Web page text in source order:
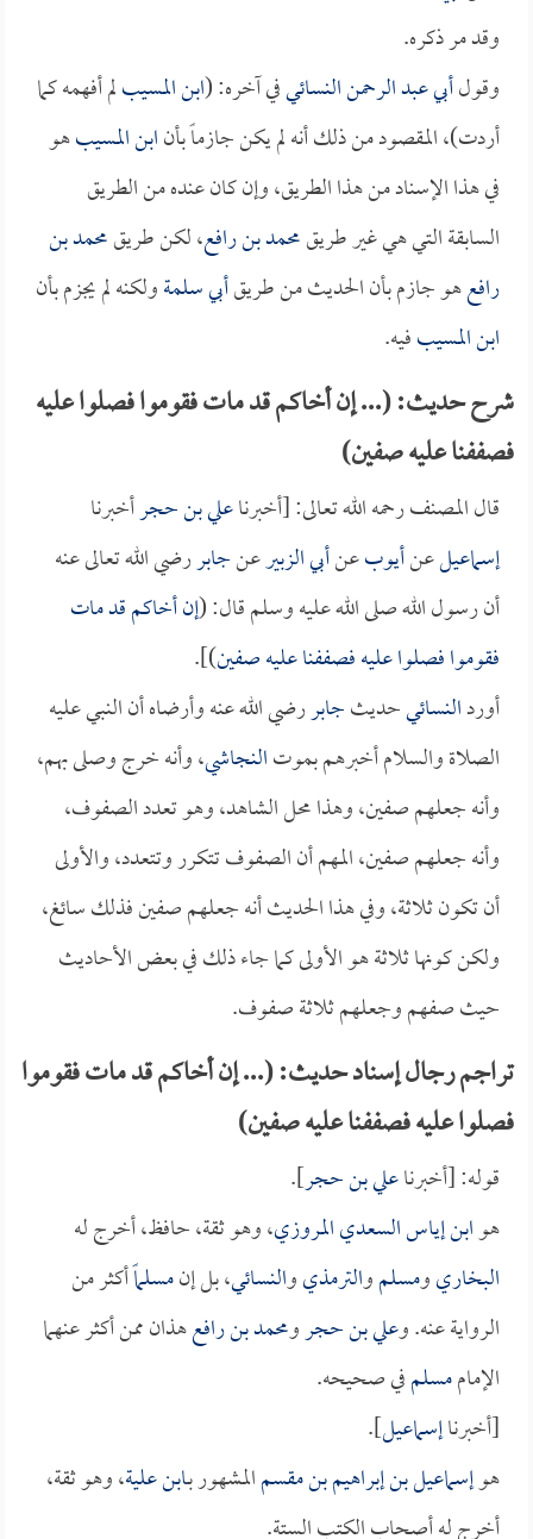
وقد مر ذكره.
وقولأبي عبد الرحمن النسائيفي آخره: (ابن المسيبلم أفهمه كما
أردت)، المقصود من ذلك أنه لم يكن جازماً بأنابن المسيبهو
في هذا الإسناد من هذا الطريق، وإن كان عنده من الطريق
السابقة التي هي غير طريقمحمد بن رافع، لكن طريقمحمد بن
رافعهو جازم بأن الحديث من طريقأبي سلمةولكنه لم يجزم بأن
ابن المسيبفيه.
شرح حديث: (... إن أخاكم قد مات فقوموا فصلوا عليه
فصففنا عليه صفين)
قال المصنف رحمه الله تعالى: [أخبرناعلي بن حجرأخبرنا
إسماعيلعنأيوبعنأبي الزبيرعنجابررضي الله تعالى عنه
أن رسول الله صلى الله عليه وسلم قال: (إن أخاكم قد مات
فقوموا فصلوا عليه فصففنا عليه صفين)].
أوردالنسائيحديثجابررضي الله عنه وأرضاه أن النبي عليه
الصلاة والسلام أخبرهم بموتالنجاشي، وأنه خرج وصلى بهم،
وأنه جعلهم صفين، وهذا محل الشاهد، وهو تعدد الصفوف،
وأنه جعلهم صفين، المهم أن الصفوف تتكرر وتتعدد، والأولى
أن تكون ثلاثة، وفي هذا الحديث أنه جعلهم صفين فذلك سائغ،
ولكن كونها ثلاثة هو الأولى كما جاء ذلك في بعض الأحاديث
حيث صفهم وجعلهم ثلاثة صفوف.
تراجم رجال إسناد حديث: (... إن أخاكم قد مات فقوموا
فصلوا عليه فصففنا عليه صفين)
قوله: [أخبرناعلي بن حجر].
هوابن إياس السعدي المروزي، وهو ثقة، حافظ، أخرج له
البخاريومسلموالترمذيوالنسائي، بل إنمسلماًأكثر من
الرواية عنه. وعلي بن حجرومحمد بن رافعهذان ممن أكثر عنهما
الإماممسلمفي صحيحه.
[أخبرناإسماعيل].
هوإسماعيل بن إبراهيم بن مقسمالمشهور بـابن علية، وهو ثقة،